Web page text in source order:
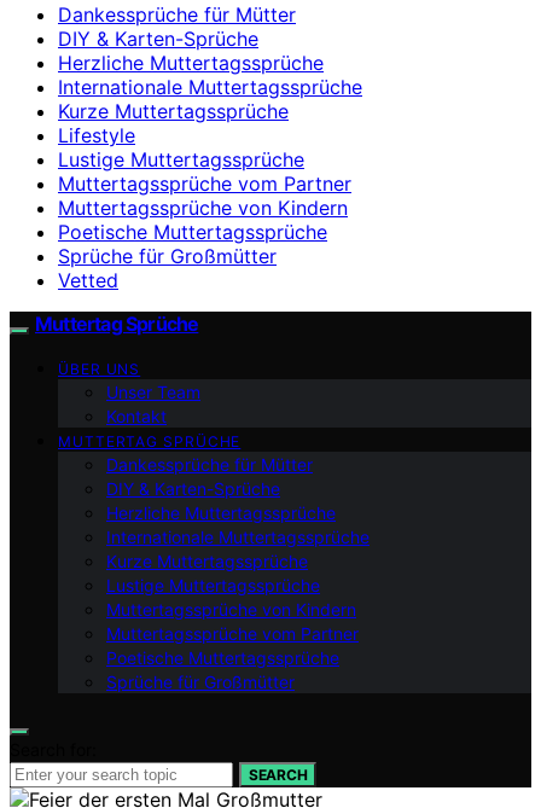
Dankessprüche für Mütter
DIY & Karten-Sprüche
Herzliche Muttertagssprüche
Internationale Muttertagssprüche
Kurze Muttertagssprüche
Lifestyle
Lustige Muttertagssprüche
Muttertagssprüche vom Partner
Muttertagssprüche von Kindern
Poetische Muttertagssprüche
Sprüche für Großmütter
Vetted
Muttertag Sprüche
ÜBER UNS
Unser Team
Kontakt
MUTTERTAG SPRÜCHE
Dankessprüche für Mütter
DIY & Karten-Sprüche
Herzliche Muttertagssprüche
Internationale Muttertagssprüche
Kurze Muttertagssprüche
Lustige Muttertagssprüche
Muttertagssprüche von Kindern
Muttertagssprüche vom Partner
Poetische Muttertagssprüche
Sprüche für Großmütter
SEARCH